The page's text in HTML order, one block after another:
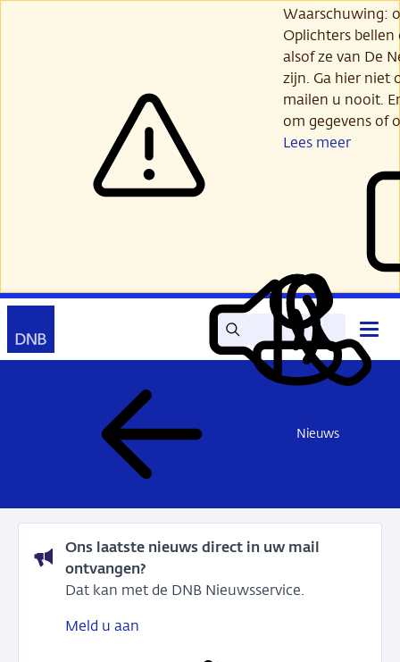
Waarschuwing:
Oplichters
alsof ze van De
zijn. Ga hier niet
mailen u nooit.
om gegevens of
Lees meer
Zoek Lees
voor
Mijn
DNB
Contact
Nieuws
Ons laatste nieuws direct in uw mail
ontvangen?
Dat kan met de DNB Nieuwsservice.
Meld u aan